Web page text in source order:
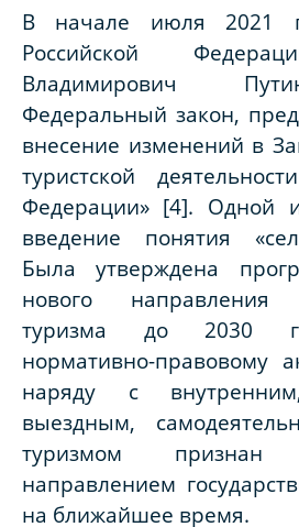
В начале июля 2021
Российской
Владимирович
Федеральный закон,
внесение изменений в
туристской
Федерации» [4]. Одной
введение понятия
Была утверждена
нового направления
туризма до 2030
нормативно-правовому
наряду с
выездным,
туризмом признан
направлением
на ближайшее время.